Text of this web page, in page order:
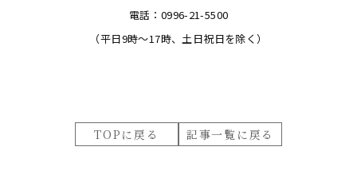
電話：0996-21-5500
（平日9時～17時、土日祝日を除く）
TOPに戻る 記事一覧に戻る